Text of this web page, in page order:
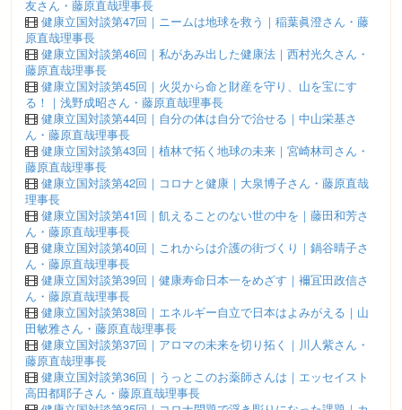
友さん・藤原直哉理事長
健康立国対談第47回｜ニームは地球を救う｜稲葉眞澄さん・藤
原直哉理事長
健康立国対談第46回｜私があみ出した健康法｜西村光久さん・
藤原直哉理事長
健康立国対談第45回｜火災から命と財産を守り、山を宝にす
る！｜浅野成昭さん・藤原直哉理事長
健康立国対談第44回｜自分の体は自分で治せる｜中山栄基さ
ん・藤原直哉理事長
健康立国対談第43回｜植林で拓く地球の未来｜宮崎林司さん・
藤原直哉理事長
健康立国対談第42回｜コロナと健康｜大泉博子さん・藤原直哉
理事長
健康立国対談第41回｜飢えることのない世の中を｜藤田和芳さ
ん・藤原直哉理事長
健康立国対談第40回｜これからは介護の街づくり｜鍋谷晴子さ
ん・藤原直哉理事長
健康立国対談第39回｜健康寿命日本一をめざす｜襧冝田政信さ
ん・藤原直哉理事長
健康立国対談第38回｜エネルギー自立で日本はよみがえる｜山
田敏雅さん・藤原直哉理事長
健康立国対談第37回｜アロマの未来を切り拓く｜川人紫さん・
藤原直哉理事長
健康立国対談第36回｜うっとこのお薬師さんは｜エッセイスト
高田都耶子さん・藤原直哉理事長